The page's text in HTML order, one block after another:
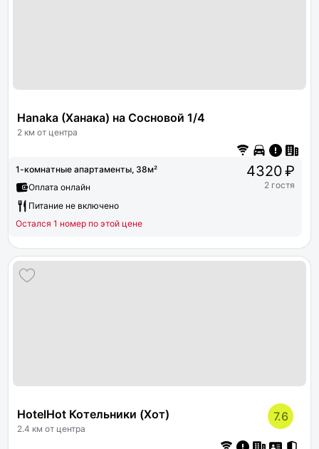
Hanaka (Ханака) на Сосновой 1/4
2 км от центра
1-комнатные апартаменты, 38м²
Оплата онлайн
Питание не включено
Остался 1 номер по этой цене
4320 ₽
2 гостя
HotelHot Котельники (Хот)
2.4 км от центра
7.6